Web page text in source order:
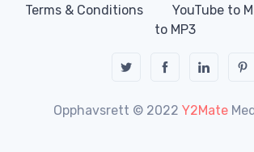
Terms & Conditions
YouTube to
to MP3
Opphavsrett © 2022 Y2Mate